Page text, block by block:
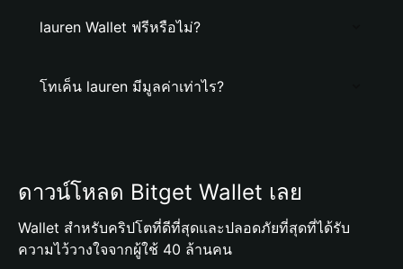
lauren Wallet ฟรีหรือไม่?
โทเค็น lauren มีมูลค่าเท่าไร?
ดาวน์โหลด Bitget Wallet เลย
Wallet สำหรับคริปโตที่ดีที่สุดและปลอดภัยที่สุดที่ได้รับ
ความไว้วางใจจากผู้ใช้ 40 ล้านคน